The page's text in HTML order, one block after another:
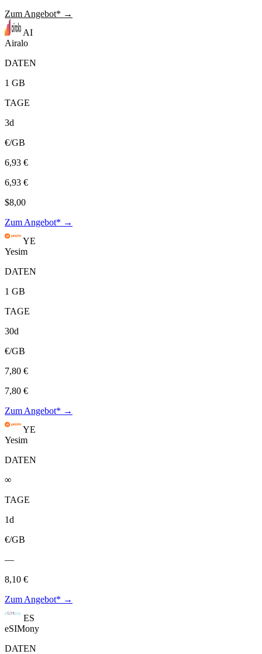
Zum Angebot* →
AI
Airalo
DATEN
1 GB
TAGE
3d
€/GB
6,93 €
6,93 €
$8,00
Zum Angebot* →
YE
Yesim
DATEN
1 GB
TAGE
30d
€/GB
7,80 €
7,80 €
Zum Angebot* →
YE
Yesim
DATEN
∞
TAGE
1d
€/GB
—
8,10 €
Zum Angebot* →
ES
eSIMony
DATEN